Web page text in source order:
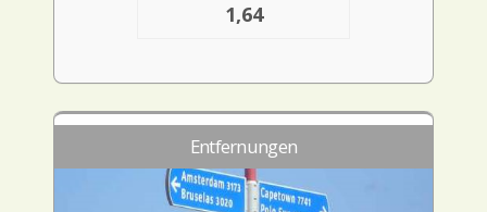
1,64
Entfernungen